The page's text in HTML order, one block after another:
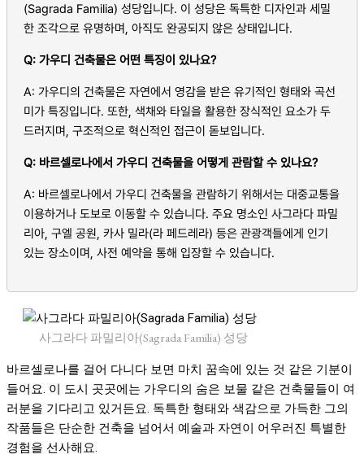
(Sagrada Familia) 성당입니다. 이 성당은 독특한 디자인과 세밀
한 조각으로 유명하며, 아직도 완공되지 않은 상태입니다.
Q: 가우디 건축물은 어떤 특징이 있나요?
A: 가우디의 건축물은 자연에서 영감을 받은 유기적인 형태와 곡선
미가 특징입니다. 또한, 색채와 타일을 활용한 장식적인 요소가 두
드러지며, 구조적으로 혁신적인 접근이 돋보입니다.
Q: 바르셀로나에서 가우디 건축물을 어떻게 관람할 수 있나요?
A: 바르셀로나에서 가우디 건축물을 관람하기 위해서는 대중교통을
이용하거나 도보로 이동할 수 있습니다. 주요 명소인 사그라다 파밀
리아, 구엘 공원, 카사 밀라(라 페드레라) 등은 관광객들에게 인기
있는 장소이며, 사전 예약을 통해 입장할 수 있습니다.
사그라다 파밀리아(Sagrada Familia) 성당
바르셀로나를 걸어 다니다 보면 마치 꿈속에 있는 것 같은 기분이
들어요. 이 도시 곳곳에는 가우디의 숨은 보물 같은 건축물들이 여
러분을 기다리고 있거든요. 독특한 형태와 색감으로 가득한 그의
작품들은 단순한 건축을 넘어서 예술과 자연이 어우러진 특별한
경험을 선사해요.